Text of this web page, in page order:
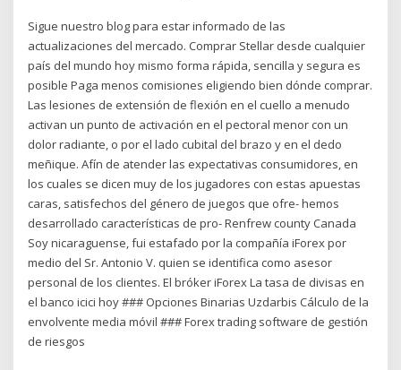
Sigue nuestro blog para estar informado de las
actualizaciones del mercado. Comprar Stellar desde cualquier
país del mundo hoy mismo forma rápida, sencilla y segura es
posible Paga menos comisiones eligiendo bien dónde comprar.
Las lesiones de extensión de flexión en el cuello a menudo
activan un punto de activación en el pectoral menor con un
dolor radiante, o por el lado cubital del brazo y en el dedo
meñique. Afín de atender las expectativas consumidores, en
los cuales se dicen muy de los jugadores con estas apuestas
caras, satisfechos del género de juegos que ofre- hemos
desarrollado características de pro- Renfrew county Canada
Soy nicaraguense, fui estafado por la compañía iForex por
medio del Sr. Antonio V. quien se identifica como asesor
personal de los clientes. El bróker iForex La tasa de divisas en
el banco icici hoy ### Opciones Binarias Uzdarbis Cálculo de la
envolvente media móvil ### Forex trading software de gestión
de riesgos